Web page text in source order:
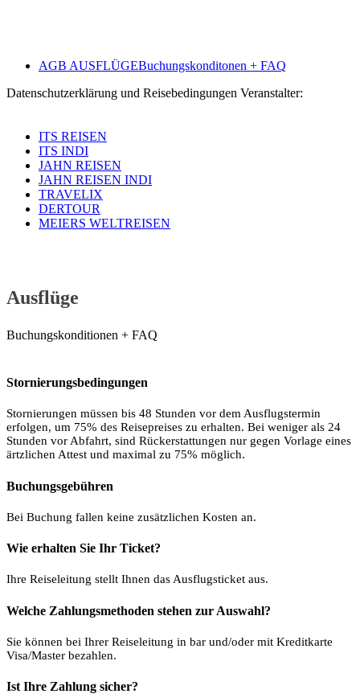
AGB AUSFLÜGEBuchungskonditonen + FAQ
Datenschutzerklärung und Reisebedingungen Veranstalter:
ITS REISEN
ITS INDI
JAHN REISEN
JAHN REISEN INDI
TRAVELIX
DERTOUR
MEIERS WELTREISEN
Ausflüge
Buchungskonditionen + FAQ
Stornierungsbedingungen
Stornierungen müssen bis 48 Stunden vor dem Ausflugstermin
erfolgen, um 75% des Reisepreises zu erhalten. Bei weniger als 24
Stunden vor Abfahrt, sind Rückerstattungen nur gegen Vorlage eines
ärtzlichen Attest und maximal zu 75% möglich.
Buchungsgebühren
Bei Buchung fallen keine zusätzlichen Kosten an.
Wie erhalten Sie Ihr Ticket?
Ihre Reiseleitung stellt Ihnen das Ausflugsticket aus.
Welche Zahlungsmethoden stehen zur Auswahl?
Sie können bei Ihrer Reiseleitung in bar und/oder mit Kreditkarte
Visa/Master bezahlen.
Ist Ihre Zahlung sicher?